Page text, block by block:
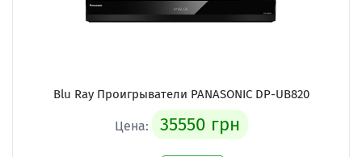
Blu Ray Проигрыватели PANASONIC DP-UB820
Цена: 35550 грн